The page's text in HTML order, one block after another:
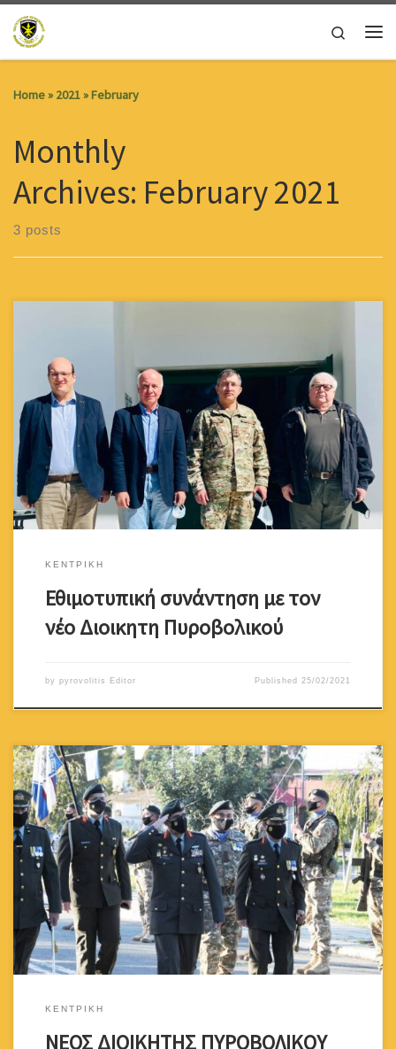
Skip to content
Search
Home» 2021»February
Monthly
Archives: February 2021
3 posts
Την Τετάρτη 24 Φλεβάρη 2021 αντιπροσωπεία του Παγκύπριου
Συνδέσμου Εφέδρων Πυροβολικού αποτελούμενη από τους κκ
Γιώργο Γεωργιάδη Πρόεδρο,Χρήστο Χριστοδούλου Αναπληρωτή
Πρόεδρο και Γιώργο Σερβο μέλος του ΔΣ επισκέφθηκαν το νέο
Διοικητή ΠΒ Συνταγματάρχη Κωνσταντίνο Καλό για γνωριμία.Κατά
τη συνάντηση αντηλλάγησαν χρήσιμες απόψεις και συζητήθηκαν
θέματα κοινού ενδιαφέροντος.Ο Σύνδεσμος παρέδωσε στο […]
ΚΕΝΤΡΙΚΗ
Εθιμοτυπική συνάντηση με τον
νέο Διοικητη Πυροβολικού
by pyrovolitis Editor Published 25/02/2021
Καλωσορίζουμε το νέο Διοικητή Πυροβολικού Συνταγματάρχη
Κωνσταντίνο Καλό και του ευχόμαστε καλή και παραγωγική θητεία.
Ευχαριστούμε θερμά τον τέως Διοικητή Πυροβολικού
Συνταγματάρχη Ευδόκιμο Ευδοκίμου για την άριστη συνεργασία
που είχαμε και του ευχόμαστε κάθε επιτυχία στα νέα του
καθήκοντα ως Διοικητή Ταξιαρχίας. Παγκύπριος Σύνδεσμος
Εφέδρων Πυροβολικού
ΚΕΝΤΡΙΚΗ
ΝΕΟΣ ΔΙΟΙΚΗΤΗΣ ΠΥΡΟΒΟΛΙΚΟΥ